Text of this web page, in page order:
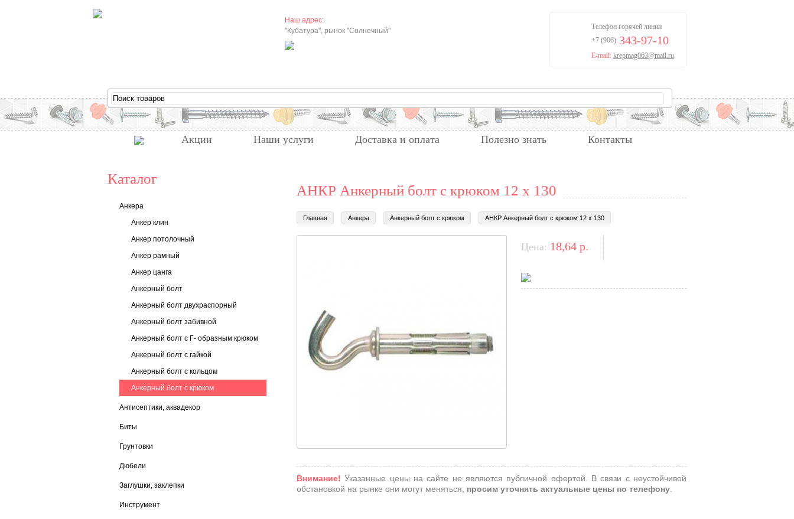
Наш адрес:
"Кубатура", рынок "Солнечный"
Телефон горячей линии
+7 (906) 343-97-10
E-mail: krepmag063@mail.ru
Акции Наши услуги Доставка и оплата Полезно знать Контакты
АНКР Анкерный болт с крюком 12 х 130
Главная Анкера Анкерный болт с крюком АНКР Анкерный болт с крюком 12 х 130
Цена: 18,64 р.
Внимание! Указанные цены на сайте не являются публичной офертой. В связи с неустойчивой
обстановкой на рынке они могут меняться, просим уточнять актуальные цены по телефону
Каталог
Анкера
Анкер клин
Анкер потолочный
Анкер рамный
Анкер цанга
Анкерный болт
Анкерный болт двухраспорный
Анкерный болт забивной
Анкерный болт с Г- образным крюком
Анкерный болт с гайкой
Анкерный болт с кольцом
Анкерный болт с крюком
Антисептики, аквадекор
Биты
Грунтовки
Дюбели
Заглушки, заклепки
Инструмент